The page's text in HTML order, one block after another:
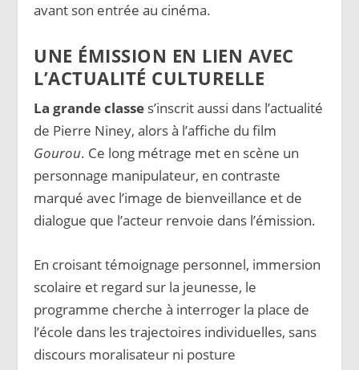
avant son entrée au cinéma.
UNE ÉMISSION EN LIEN AVEC
L’ACTUALITÉ CULTURELLE
La grande classe s’inscrit aussi dans l’actualité
de Pierre Niney, alors à l’affiche du film
Gourou. Ce long métrage met en scène un
personnage manipulateur, en contraste
marqué avec l’image de bienveillance et de
dialogue que l’acteur renvoie dans l’émission.
En croisant témoignage personnel, immersion
scolaire et regard sur la jeunesse, le
programme cherche à interroger la place de
l’école dans les trajectoires individuelles, sans
discours moralisateur ni posture